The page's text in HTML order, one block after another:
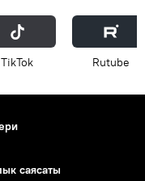
ТikТоk Rutube
саясаты